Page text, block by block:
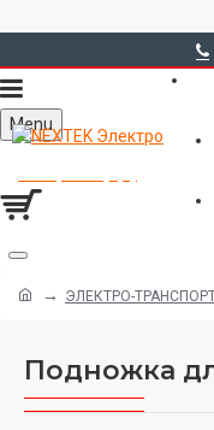
Menu
ЭЛЕКТРО-
Подножка